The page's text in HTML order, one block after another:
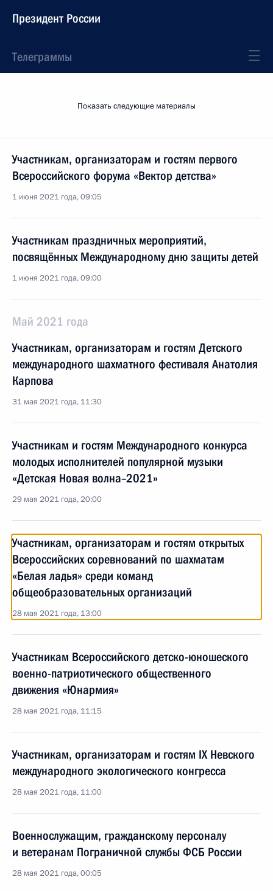
Президент России
Телеграммы
Показать следующие материалы
Участникам, организаторам и гостям первого
Всероссийского форума «Вектор детства»
1 июня 2021 года, 09:05
Участникам праздничных мероприятий,
посвящённых Международному дню защиты детей
1 июня 2021 года, 09:00
Май 2021 года
Участникам, организаторам и гостям Детского
международного шахматного фестиваля Анатолия
Карпова
31 мая 2021 года, 11:30
Участникам и гостям Международного конкурса
молодых исполнителей популярной музыки
«Детская Новая волна–2021»
29 мая 2021 года, 20:00
Участникам, организаторам и гостям открытых
Всероссийских соревнований по шахматам
«Белая ладья» среди команд
общеобразовательных организаций
28 мая 2021 года, 13:00
Участникам Всероссийского детско-юношеского
военно-патриотического общественного
движения «Юнармия»
28 мая 2021 года, 11:15
Участникам, организаторам и гостям IX Невского
международного экологического конгресса
28 мая 2021 года, 11:00
Военнослужащим, гражданскому персоналу
и ветеранам Пограничной службы ФСБ России
28 мая 2021 года, 00:05